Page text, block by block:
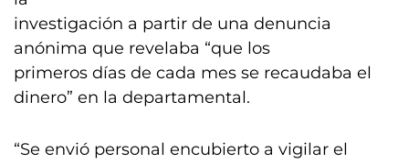
investigación a partir de una denuncia
anónima que revelaba “que los
primeros días de cada mes se recaudaba el
dinero” en la departamental.
“Se envió personal encubierto a vigilar el